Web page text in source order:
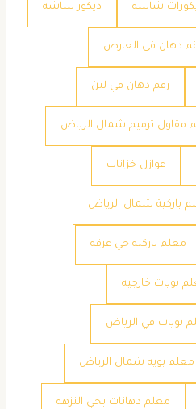
شاشه ديكور شاشه
دهان في العارض
رقم دهان في لبن
مقاول ترميم شمال الرياض
عوازل خزانات
باركية شمال الرياض
معلم باركيه حي عرقه
بويات خارجيه
بويات في الرياض
معلم بويه شمال الرياض
معلم دهانات بحي النزهه